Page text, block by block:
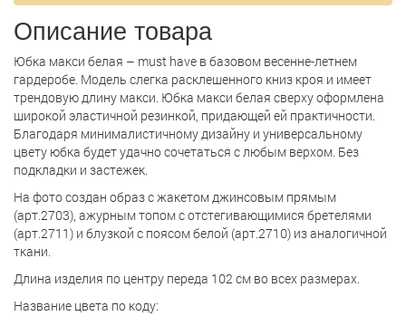
Описание товара
Юбка макси белая – must have в базовом весенне-летнем
гардеробе. Модель слегка расклешенного книз кроя и имеет
трендовую длину макси. Юбка макси белая сверху оформлена
широкой эластичной резинкой, придающей ей практичности.
Благодаря минималистичному дизайну и универсальному
цвету юбка будет удачно сочетаться с любым верхом. Без
подкладки и застежек.
На фото создан образ с жакетом джинсовым прямым
(арт.2703), ажурным топом с отстегивающимися бретелями
(арт.2711) и блузкой с поясом белой (арт.2710) из аналогичной
ткани.
Длина изделия по центру переда 102 см во всех размерах.
Название цвета по коду: